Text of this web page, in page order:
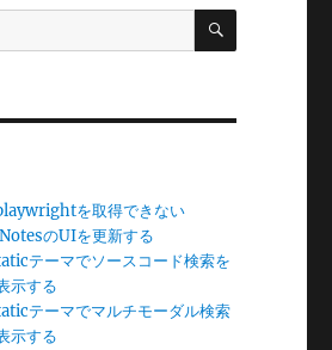
検
を取得できない
のUIを更新する
テーマでソースコード検索を
示する
テーマでマルチモーダル検索
示する